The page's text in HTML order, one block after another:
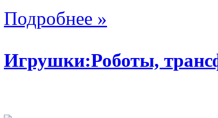
Подробнее »
Игрушки:Роботы,